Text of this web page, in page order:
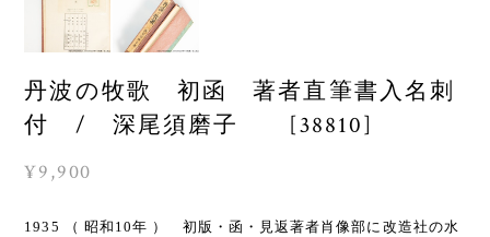
丹波の牧歌 初函 著者直筆書入名刺
付 / 深尾須磨子 [38810]
¥9,900
1935 （ 昭和10年 ） 初版・函・見返著者肖像部に改造社の水